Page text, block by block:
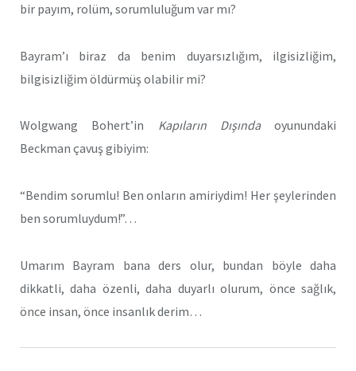
bir payım, rolüm, sorumluluğum var mı?
Bayram’ı biraz da benim duyarsızlığım, ilgisizliğim,
bilgisizliğim öldürmüş olabilir mi?
Wolgwang Bohert’in Kapıların Dışındaoyunundaki
Beckman çavuş gibiyim:
“Bendim sorumlu! Ben onların amiriydim! Her şeylerinden
ben sorumluydum!”…
Umarım Bayram bana ders olur, bundan böyle daha
dikkatli, daha özenli, daha duyarlı olurum, önce sağlık,
önce insan, önce insanlık derim…